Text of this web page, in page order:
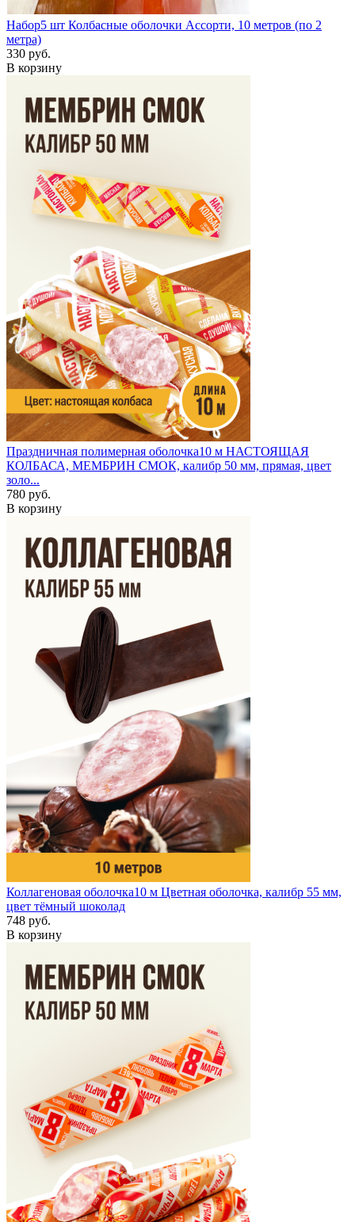
Набор5 шт Колбасные оболочки Ассорти, 10 метров (по 2
метра)
330 руб.
В корзину
Праздничная полимерная оболочка10 м НАСТОЯЩАЯ
КОЛБАСА, МЕМБРИН СМОК, калибр 50 мм, прямая, цвет
золо...
780 руб.
В корзину
Коллагеновая оболочка10 м Цветная оболочка, калибр 55 мм,
цвет тёмный шоколад
748 руб.
В корзину